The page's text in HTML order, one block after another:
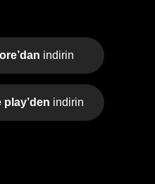
indirin
play’den indirin